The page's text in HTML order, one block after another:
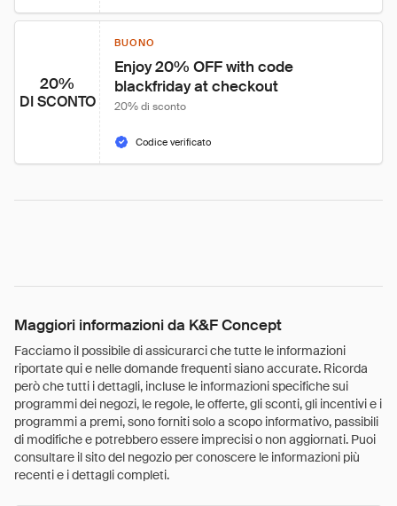
20%
DI SCONTO
BUONO
Enjoy 20% OFF with code
blackfriday at checkout
20% di sconto
Codice verificato
Maggiori informazioni da K&F Concept
Facciamo il possibile di assicurarci che tutte le informazioni
riportate qui e nelle domande frequenti siano accurate. Ricorda
però che tutti i dettagli, incluse le informazioni specifiche sui
programmi dei negozi, le regole, le offerte, gli sconti, gli incentivi e i
programmi a premi, sono forniti solo a scopo informativo, passibili
di modifiche e potrebbero essere imprecisi o non aggiornati. Puoi
consultare il sito del negozio per conoscere le informazioni più
recenti e i dettagli completi.